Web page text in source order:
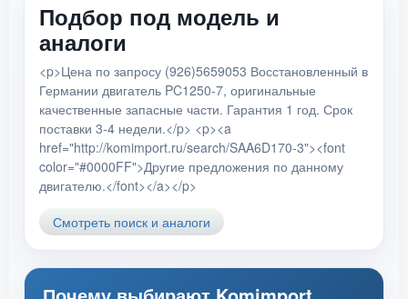
Подбор под модель и
аналоги
<p>Цена по запросу (926)5659053 Восстановленный в
Германии двигатель PC1250-7, оригинальные
качественные запасные части. Гарантия 1 год. Срок
поставки 3-4 недели.</p> <p><a
href="http://komimport.ru/search/SAA6D170-3"><font
color="#0000FF">Другие предложения по данному
двигателю.</font></a></p>
Смотреть поиск и аналоги